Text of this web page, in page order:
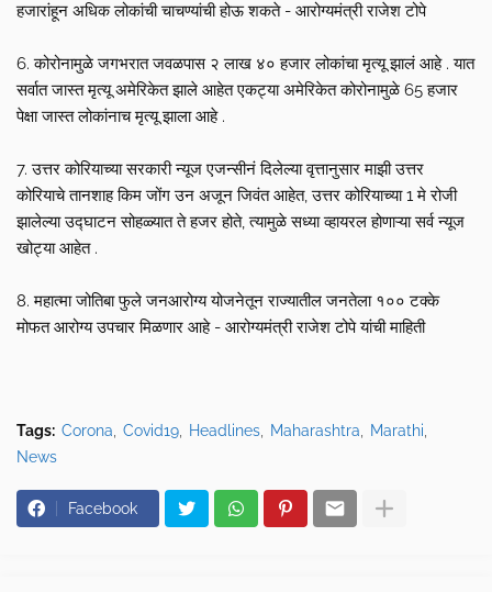
हजारांहून अधिक लोकांची चाचण्यांची होऊ शकते - आरोग्यमंत्री राजेश टोपे
6. कोरोनामुळे जगभरात जवळपास २ लाख ४० हजार लोकांचा मृत्यू झालं आहे . यात
सर्वात जास्त मृत्यू अमेरिकेत झाले आहेत एकट्या अमेरिकेत कोरोनामुळे 65 हजार
पेक्षा जास्त लोकांनाच मृत्यू झाला आहे .
7. उत्तर कोरियाच्या सरकारी न्यूज एजन्सीनं दिलेल्या वृत्तानुसार माझी उत्तर
कोरियाचे तानशाह किम जोंग उन अजून जिवंत आहेत, उत्तर कोरियाच्या 1 मे रोजी
झालेल्या उद्घाटन सोहळ्यात ते हजर होते, त्यामुळे सध्या व्हायरल होणाऱ्या सर्व न्यूज
खोट्या आहेत .
8. महात्मा जोतिबा फुले जनआरोग्य योजनेतून राज्यातील जनतेला १०० टक्के
मोफत आरोग्य उपचार मिळणार आहे - आरोग्यमंत्री राजेश टोपे यांची माहिती
Tags: Corona Covid19 Headlines Maharashtra
Marathi
News
Facebook